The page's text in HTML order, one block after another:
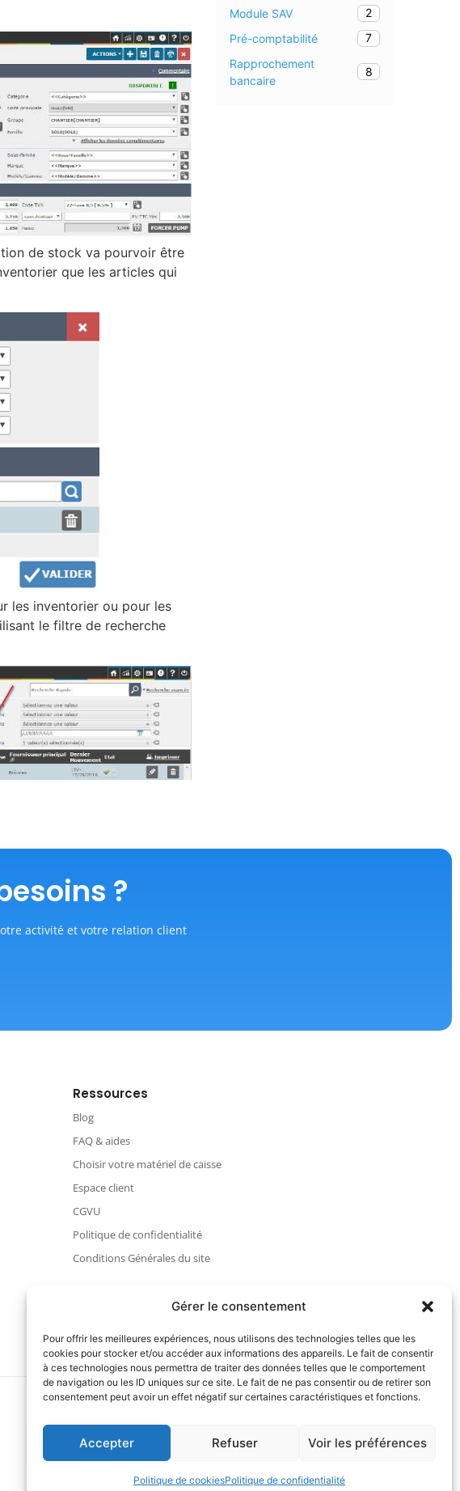
Gérer le consentement
Pour offrir les meilleures expériences, nous utilisons des technologies telles que les
cookies pour stocker et/ou accéder aux informations des appareils. Le fait de consentir
à ces technologies nous permettra de traiter des données telles que le comportement
de navigation ou les ID uniques sur ce site. Le fait de ne pas consentir ou de retirer son
consentement peut avoir un effet négatif sur certaines caractéristiques et fonctions.
Accepter Refuser Voir les préférences
Politique de cookiesPolitique de confidentialité
de stock va pourvoir être
que les articles qui
les inventorier ou pour les
le filtre de recherche
Module SAV
2
Pré-comptabilité
7
Rapprochement
bancaire
8
?
activité et votre relation client
Ressources
Blog
FAQ & aides
Choisir votre matériel de caisse
Espace client
CGVU
Politique de confidentialité
Conditions Générales du site